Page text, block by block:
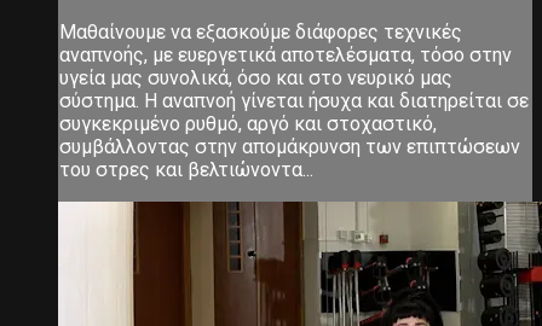
Μαθαίνουμε να εξασκούμε διάφορες τεχνικές
αναπνοής, με ευεργετικά αποτελέσματα, τόσο στην
υγεία μας συνολικά, όσο και στο νευρικό μας
σύστημα. Η αναπνοή γίνεται ήσυχα και διατηρείται σε
συγκεκριμένο ρυθμό, αργό και στοχαστικό,
συμβάλλοντας στην απομάκρυνση των επιπτώσεων
του στρες και βελτιώνοντα...